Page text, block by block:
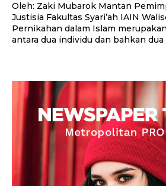
Oleh: Zaki Mubarok Mantan
Justisia Fakultas Syari’ah IAIN
Pernikahan dalam Islam
antara dua individu dan bahkan dua